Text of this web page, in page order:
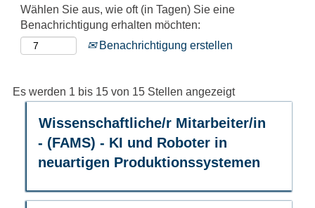
Wählen Sie aus, wie oft (in Tagen) Sie eine
Benachrichtigung erhalten möchten:
Benachrichtigung erstellen
Es werden 1 bis 15 von 15 Stellen angezeigtSuchergebnisse
"".
1
15
Stellenbezeichnung
Wissenschaftliche/r Mitarbeiter/in
- (FAMS) - KI und Roboter in
neuartigen Produktionssystemen
Drücken
Sie
die
Leertaste,